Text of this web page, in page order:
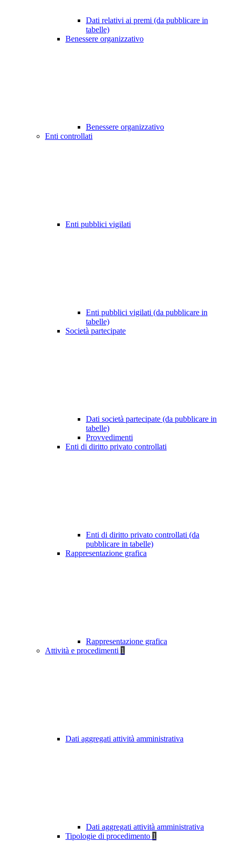
Dati relativi ai premi (da pubblicare in
tabelle)
Benessere organizzativo
Benessere organizzativo
Enti controllati
Enti pubblici vigilati
Enti pubblici vigilati (da pubblicare in
tabelle)
Società partecipate
Dati società partecipate (da pubblicare in
tabelle)
Provvedimenti
Enti di diritto privato controllati
Enti di diritto privato controllati (da
pubblicare in tabelle)
Rappresentazione grafica
Rappresentazione grafica
Attività e procedimenti 1
Dati aggregati attività amministrativa
Dati aggregati attività amministrativa
Tipologie di procedimento 1